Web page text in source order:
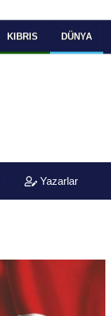
KIBRIS DÜNYA
Yazarlar